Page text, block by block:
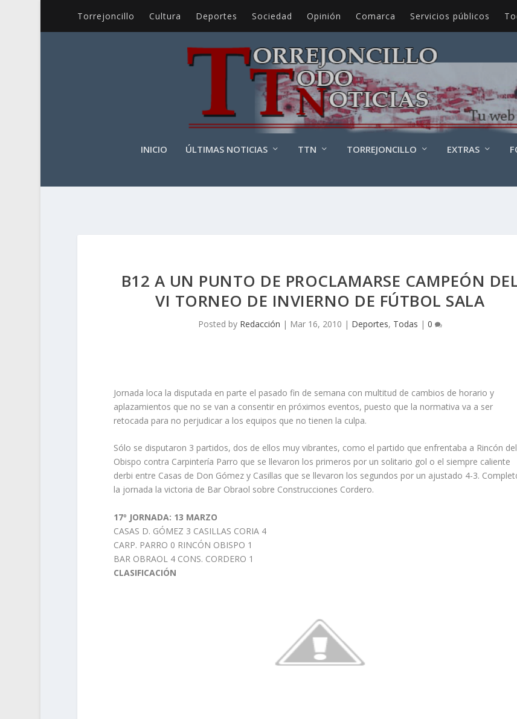
Torrejoncillo Cultura Deportes Sociedad Opinión Comarca Servicios públicos
INICIO ÚLTIMAS NOTICIAS TTN TORREJONCILLO EXTRAS
B12 A UN PUNTO DE PROCLAMARSE CAMPEÓN
VI TORNEO DE INVIERNO DE FÚTBOL SALA
Posted by Redacción | Mar 16, 2010 | Deportes, Todas | 0
Jornada loca la disputada en parte el pasado fin de semana con multitud de cambios de horario y
aplazamientos que no se van a consentir en próximos eventos, puesto que la normativa va a ser
retocada para no perjudicar a los equipos que no tienen la culpa.
Sólo se disputaron 3 partidos, dos de ellos muy vibrantes, como el partido que enfrentaba a Rincón del
Obispo contra Carpintería Parro que se llevaron los primeros por un solitario gol o el siempre caliente
derbi entre Casas de Don Gómez y Casillas que se llevaron los segundos por un ajustado 4-3.
la jornada la victoria de Bar Obraol sobre Construcciones Cordero.
17º JORNADA: 13 MARZO
CASAS D. GÓMEZ 3 CASILLAS CORIA 4
CARP. PARRO 0 RINCÓN OBISPO 1
BAR OBRAOL 4 CONS. CORDERO 1
CLASIFICACIÓN